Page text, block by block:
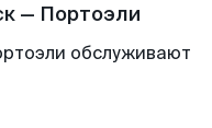
— Портоэли
обслуживают